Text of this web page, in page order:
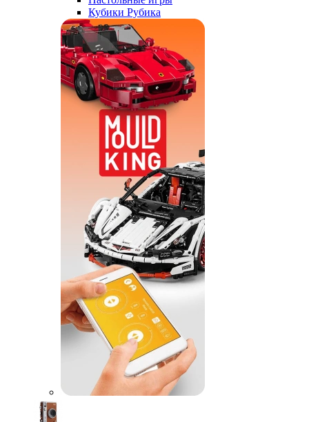
Кубики Рубика